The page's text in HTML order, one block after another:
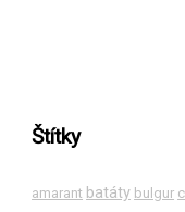
Štítky
amarant batáty bulgur